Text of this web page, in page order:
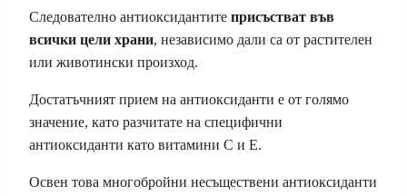
Следователно антиоксидантите присъстват във
всички цели храни, независимо дали са от растителен
или животински произход.
Достатъчният прием на антиоксиданти е от голямо
значение, като разчитате на специфични
антиоксиданти като витамини С и Е.
Освен това многобройни несъществени антиоксиданти